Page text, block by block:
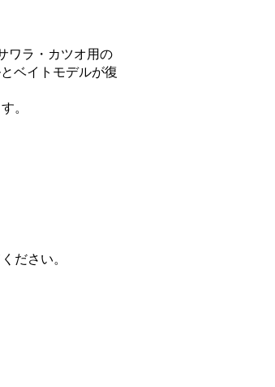
ワラ・カツオ用の
ベイトモデルが復
。
ださい。